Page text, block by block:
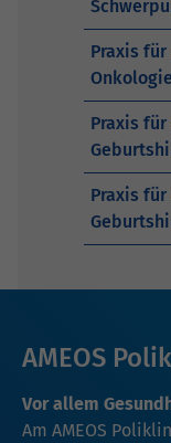
Praxis
Onkologie
Praxis
Praxis
AMEOS
Vor allem
Am AMEOS